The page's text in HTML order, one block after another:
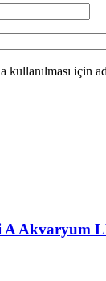
kullanılması için
Akvaryum